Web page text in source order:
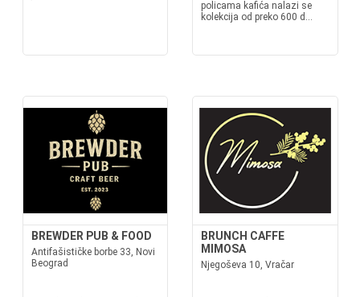
policama kafića nalazi se
kolekcija od preko 600 d...
BREWDER PUB & FOOD
Antifašističke borbe 33, Novi
Beograd
BRUNCH CAFFE
MIMOSA
Njegoševa 10, Vračar